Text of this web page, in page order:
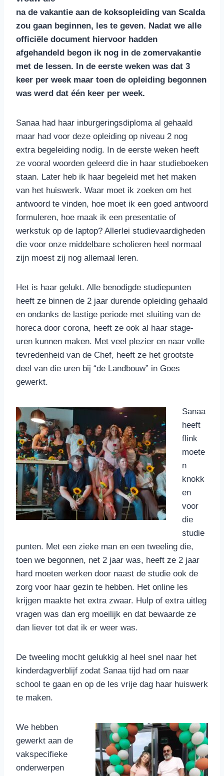
na de vakantie aan de koksopleiding van Scalda
zou gaan beginnen, les te geven. Nadat we alle
officiële document hiervoor hadden
afgehandeld begon ik nog in de zomervakantie
met de lessen. In de eerste weken was dat 3
keer per week maar toen de opleiding begonnen
was werd dat één keer per week.
Sanaa had haar inburgeringsdiploma al gehaald
maar had voor deze opleiding op niveau 2 nog
extra begeleiding nodig. In de eerste weken heeft
ze vooral woorden geleerd die in haar studieboeken
staan. Later heb ik haar begeleid met het maken
van het huiswerk. Waar moet ik zoeken om het
antwoord te vinden, hoe moet ik een goed antwoord
formuleren, hoe maak ik een presentatie of
werkstuk op de laptop? Allerlei studievaardigheden
die voor onze middelbare scholieren heel normaal
zijn moest zij nog allemaal leren.
Het is haar gelukt. Alle benodigde studiepunten
heeft ze binnen de 2 jaar durende opleiding gehaald
en ondanks de lastige periode met sluiting van de
horeca door corona, heeft ze ook al haar stage-
uren kunnen maken. Met veel plezier en naar volle
tevredenheid van de Chef, heeft ze het grootste
deel van die uren bij “de Landbouw” in Goes
gewerkt.
Sanaa
heeft
flink
moete
n
knokk
en
voor
die
studie
punten. Met een zieke man en een tweeling die,
toen we begonnen, net 2 jaar was, heeft ze 2 jaar
hard moeten werken door naast de studie ook de
zorg voor haar gezin te hebben. Het online les
krijgen maakte het extra zwaar. Hulp of extra uitleg
vragen was dan erg moeilijk en dat bewaarde ze
dan liever tot dat ik er weer was.
De tweeling mocht gelukkig al heel snel naar het
kinderdagverblijf zodat Sanaa tijd had om naar
school te gaan en op de les vrije dag haar huiswerk
te maken.
We hebben
gewerkt aan de
vakspecifieke
onderwerpen